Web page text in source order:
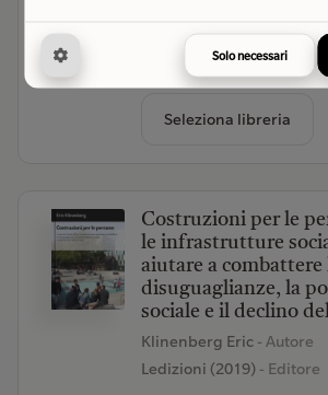
Verifica
Seleziona libreria
Costruzioni per le
le infrastrutture
aiutare a combattere
disuguaglianze, la
sociale e il declino
Klinenberg Eric - Autore
Ledizioni (2019)- Editore
Solo necessari